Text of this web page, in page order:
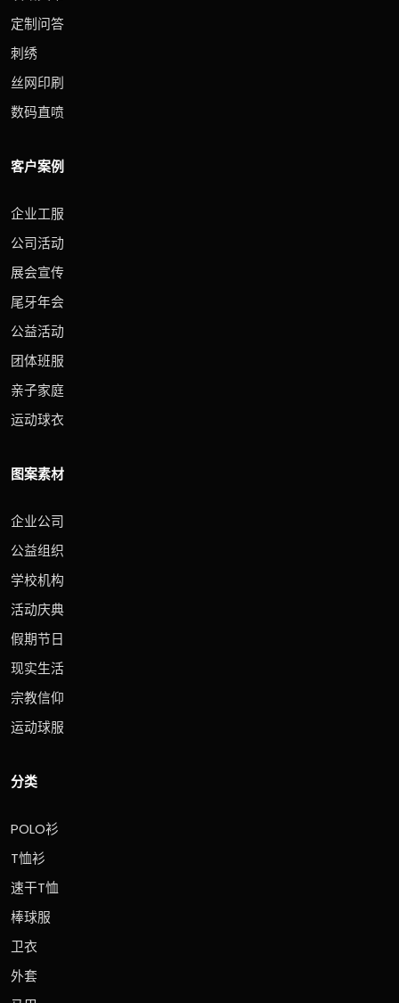
定制问答
刺绣
丝网印刷
数码直喷
客户案例
企业工服
公司活动
展会宣传
尾牙年会
公益活动
团体班服
亲子家庭
运动球衣
图案素材
企业公司
公益组织
学校机构
活动庆典
假期节日
现实生活
宗教信仰
运动球服
分类
POLO衫
T恤衫
速干T恤
棒球服
卫衣
外套